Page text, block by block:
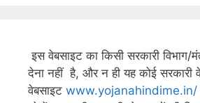
इस वेबसाइट का किसी सरकारी
देना नहीं है, और न ही यह कोई सरकारी
वेबसाइट www.yojanahindime.in/